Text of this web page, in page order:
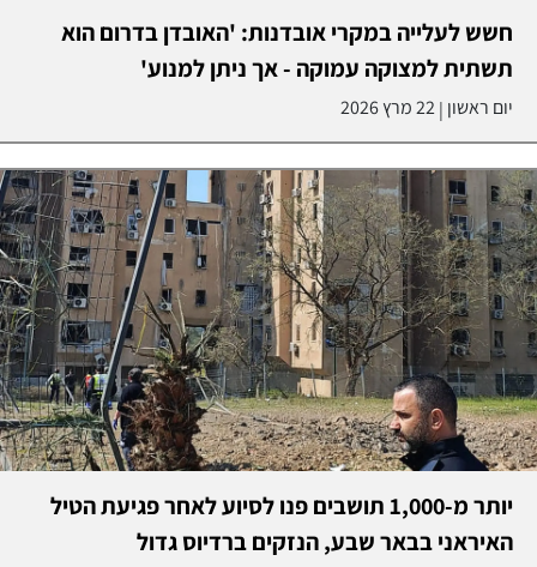
חשש לעלייה במקרי אובדנות: 'האובדן בדרום הוא
תשתית למצוקה עמוקה - אך ניתן למנוע'
יום ראשון |22 מרץ 2026
יותר מ-1,000 תושבים פנו לסיוע לאחר פגיעת הטיל
האיראני בבאר שבע, הנזקים ברדיוס גדול